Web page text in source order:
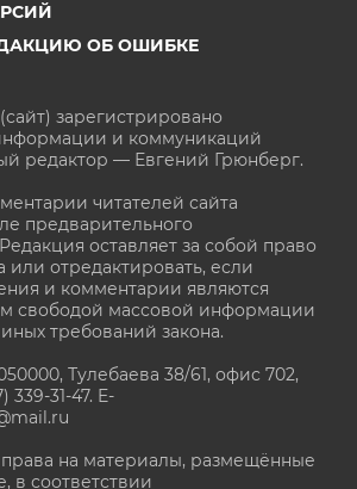
ОБ ОШИБКЕ
зарегистрировано
и коммуникаций
редактор — Евгений Грюнберг.
читателей сайта
предварительного
оставляет за собой право
или отредактировать, если
и комментарии являются
свободой массовой информации
требований закона.
Тулебаева 38/61, офис 702,
339-31-47. E-
на материалы, размещённые
в соответствии